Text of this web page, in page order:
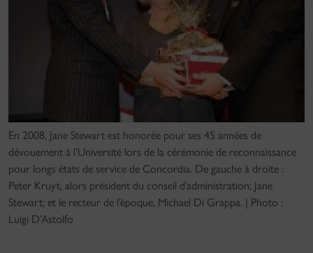
En 2008, Jane Stewart est honorée pour ses 45 années de
dévouement à l’Université lors de la cérémonie de reconnaissance
pour longs états de service de Concordia. De gauche à droite :
Peter Kruyt, alors président du conseil d’administration; Jane
Stewart; et le recteur de l’époque, Michael Di Grappa. | Photo :
Luigi D’Astolfo